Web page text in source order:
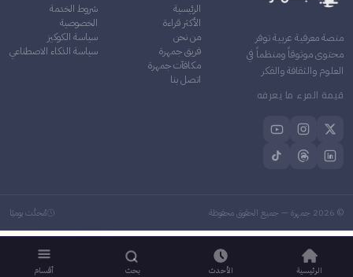
منصة معرفية عربية توفر
محتوى موثوقاً ومنظماً في
العلوم والثقافة والفكر
قيمة المرء ما يعرفه
الرئيسية
الأكثر قراءة
من نحن
فريق جمهرة
مكافآت جمهرة
اتصل بنا
شروط الخدمة
الخصوصية
سياسة الكوكيز
سياسة الذكاء الاصطناعي
©
2026 جمهرة — جميع الحقوق محفوظة مُحدَّث يوميًا
الرئيسية الأحدث بحث أقسام